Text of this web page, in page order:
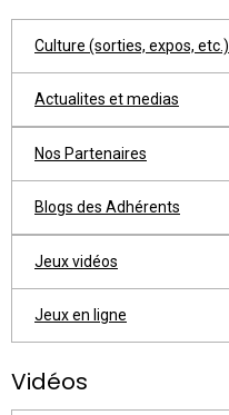
Culture (sorties, expos, etc.)
Actualites et medias
Nos Partenaires
Blogs des Adhérents
Jeux vidéos
Jeux en ligne
Vidéos